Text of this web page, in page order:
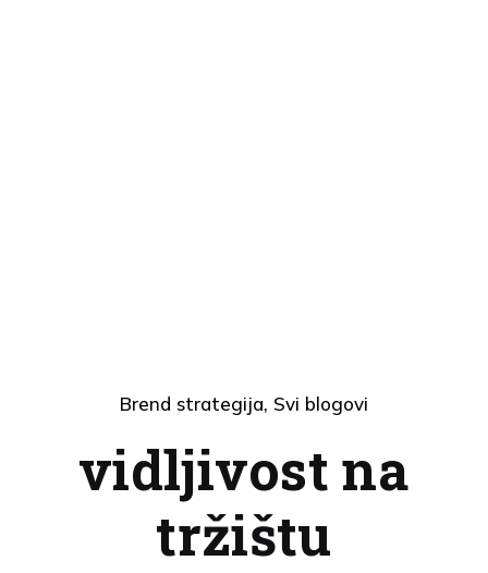
Brend strategija Svi blogovi
vidljivost na
tržištu